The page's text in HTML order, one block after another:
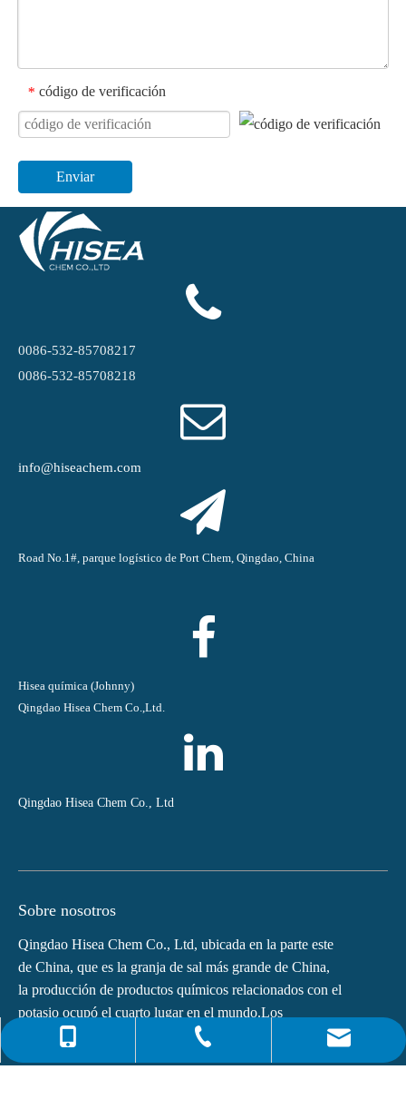
0086-532-85708217
0086-4008266163-82717
info@hiseachem.com
* código de verificación
Enviar
0086-532-85708217
0086-532-85708218
info@hiseachem.com
Road No.1#, parque logístico de Port Chem, Qingdao, China
Hisea química (Johnny)
Qingdao Hisea Chem Co.,Ltd.
Qingdao Hisea Chem Co., Ltd
Sobre nosotros
Qingdao Hisea Chem Co., Ltd, ubicada en la parte este
de China, que es la granja de sal más grande de China,
la producción de productos químicos relacionados con el
potasio ocupó el cuarto lugar en el mundo.Los